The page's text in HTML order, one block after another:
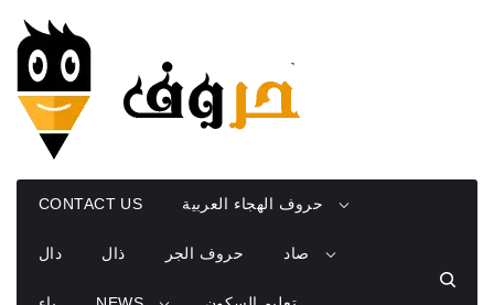
content
CONTACT US حروف الهجاء العربية
دال ذال حروف الجر صاد